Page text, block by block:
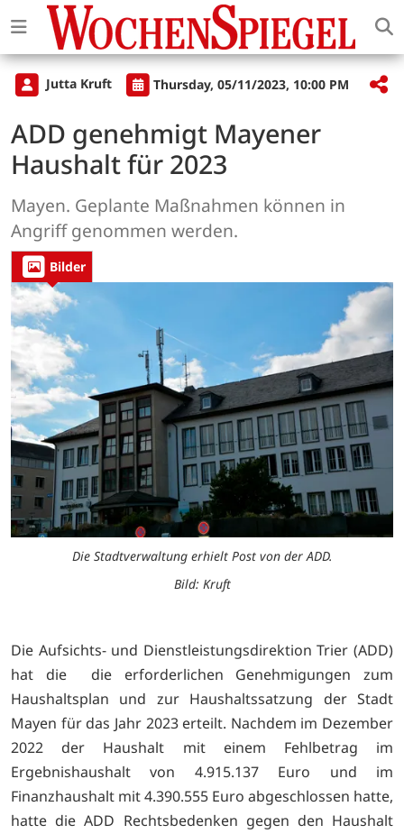
Jutta Kruft Thursday, 05/11/2023, 10:00 PM
ADD genehmigt Mayener
Haushalt für 2023
Mayen. Geplante Maßnahmen können in
Angriff genommen werden.
Bilder
Die Stadtverwaltung erhielt Post von der ADD.
Bild: Kruft
Die Aufsichts- und Dienstleistungsdirektion Trier (ADD)
hat die die erforderlichen Genehmigungen zum
Haushaltsplan und zur Haushaltssatzung der Stadt
Mayen für das Jahr 2023 erteilt. Nachdem im Dezember
2022 der Haushalt mit einem Fehlbetrag im
Ergebnishaushalt von 4.915.137 Euro und im
Finanzhaushalt mit 4.390.555 Euro abgeschlossen hatte,
hatte die ADD Rechtsbedenken gegen den Haushalt